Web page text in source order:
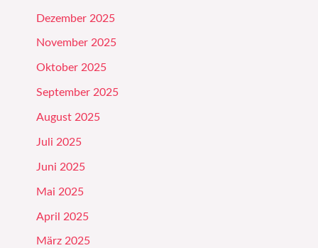
Dezember 2025
November 2025
Oktober 2025
September 2025
August 2025
Juli 2025
Juni 2025
Mai 2025
April 2025
März 2025